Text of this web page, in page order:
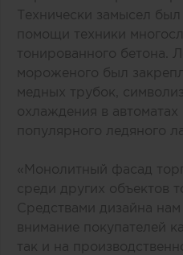
Технически замысел
помощи техники
тонированного бетона.
мороженого был
медных трубок,
охлаждения в автоматах
популярного ледяного
«Монолитный фасад
среди других объектов
Средствами дизайна
внимание покупателей
так и на